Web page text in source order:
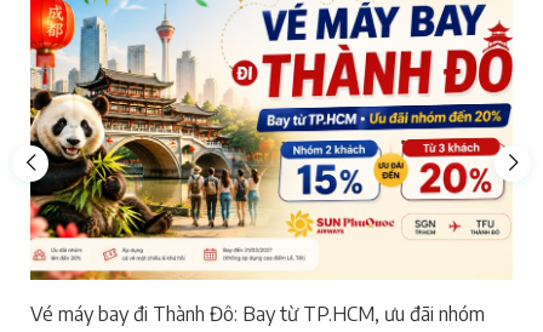
Vé máy bay đi Thành Đô: Bay từ TP.HCM, ưu đãi nhóm